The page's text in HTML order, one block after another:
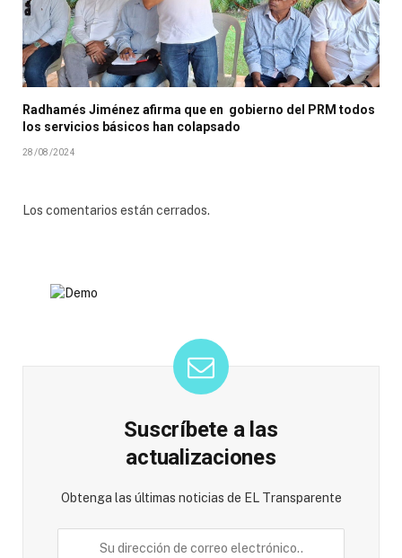
Radhamés Jiménez afirma que en gobierno del PRM todos
los servicios básicos han colapsado
28/08/2024
Los comentarios están cerrados.
Suscríbete a las
actualizaciones
Obtenga las últimas noticias de EL Transparente